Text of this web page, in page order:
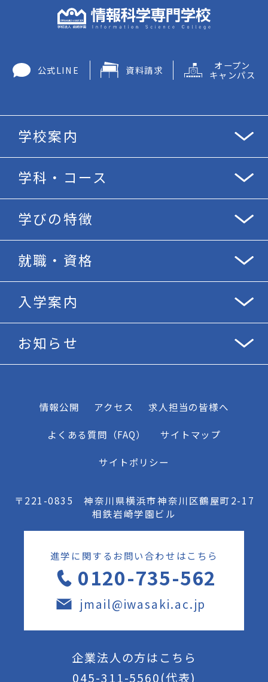
公式LINE 資料請求 オープン
キャンパス
学校案内
学科・コース
学びの特徴
就職・資格
入学案内
お知らせ
情報公開 アクセス 求人担当の皆様へ
よくある質問（FAQ） サイトマップ
サイトポリシー
〒221-0835 神奈川県横浜市神奈川区鶴屋町2-17
相鉄岩崎学園ビル
進学に関するお問い合わせはこちら
0120-735-562
jmail@iwasaki.ac.jp
企業法人の方はこちら
045-311-5560(代表)